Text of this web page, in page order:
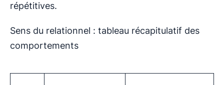
répétitives.
Sens du relationnel : tableau récapitulatif des
comportements